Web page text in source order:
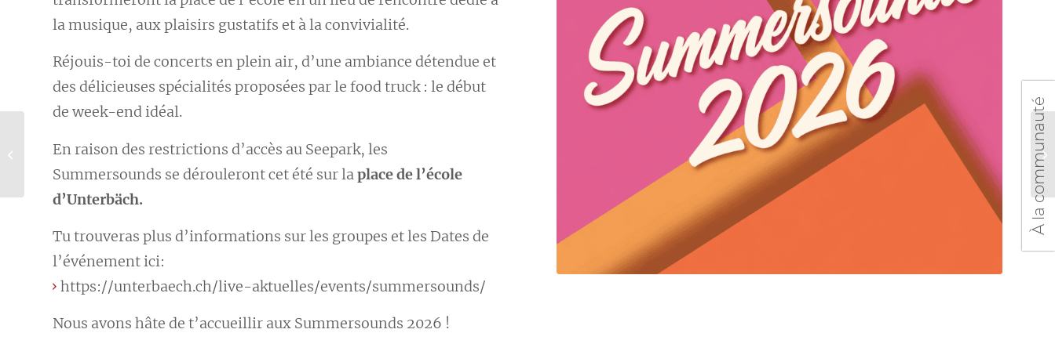
la musique, aux plaisirs gustatifs et à la convivialité.
Réjouis-toi de concerts en plein air, d’une ambiance détendue et
des délicieuses spécialités proposées par le food truck : le début
de week-end idéal.
En raison des restrictions d’accès au Seepark, les
Summersounds se dérouleront cet été sur la place de l’école
d’Unterbäch.
Tu trouveras plus d’informations sur les groupes et les Dates de
l’événement ici:
https://unterbaech.ch/live-aktuelles/events/summersounds/
Nous avons hâte de t’accueillir aux Summersounds 2026 !
À la communauté
accès limité au parc
du lac d’Augstbo...